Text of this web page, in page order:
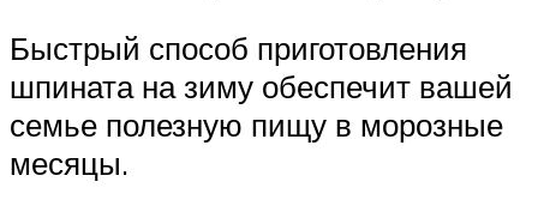
Быстрый способ приготовления
шпината на зиму обеспечит вашей
семье полезную пищу в морозные
месяцы.